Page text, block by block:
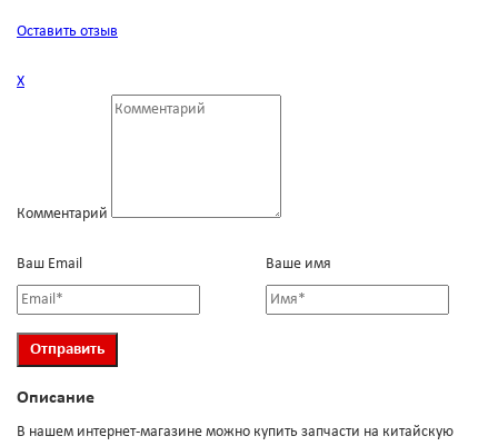
Оставить отзыв
Х
Комментарий
Ваш Email Ваше имя
Описание
В нашем интернет-магазине можно купить запчасти на китайскую